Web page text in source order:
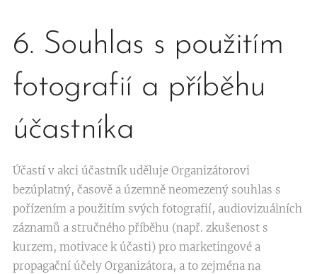
6. Souhlas s použitím
fotografií a příběhu
účastníka
Účastí v akci účastník uděluje Organizátorovi
bezúplatný, časově a územně neomezený souhlas s
pořízením a použitím svých fotografií, audiovizuálních
záznamů a stručného příběhu (např. zkušenost s
kurzem, motivace k účasti) pro marketingové a
propagační účely Organizátora, a to zejména na